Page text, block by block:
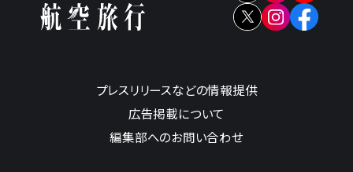
プレスリリースなどの情報提供
広告掲載について
編集部へのお問い合わせ